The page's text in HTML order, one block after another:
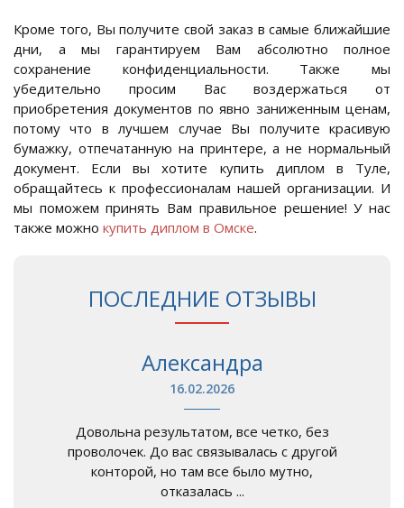
Кроме того, Вы получите свой заказ в самые ближайшие
дни, а мы гарантируем Вам абсолютно полное
сохранение конфиденциальности. Также мы
убедительно просим Вас воздержаться от
приобретения документов по явно заниженным ценам,
потому что в лучшем случае Вы получите красивую
бумажку, отпечатанную на принтере, а не нормальный
документ. Если вы хотите купить диплом в Туле,
обращайтесь к профессионалам нашей организации. И
мы поможем принять Вам правильное решение! У нас
также можно купить диплом в Омске.
ПОСЛЕДНИЕ ОТЗЫВЫ
Александра
16.02.2026
Довольна результатом, все четко, без
проволочек. До вас связывалась с другой
конторой, но там все было мутно,
отказалась ...